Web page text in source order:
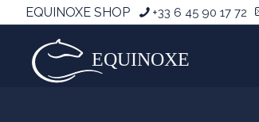
EQUINOXE SHOP +33 6 45 90 17 72